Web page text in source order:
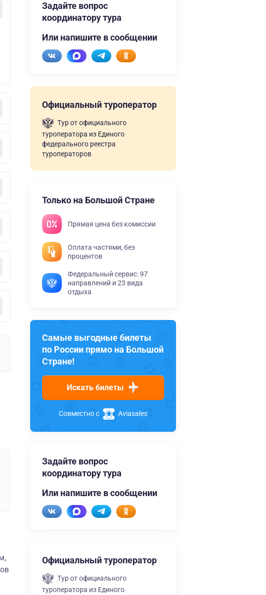
Задайте вопрос
координатору тура
Или напишите в сообщении
Официальный туроператор
Тур от официального
туроператора из Единого
федерального реестра
туроператоров
Только на Большой Стране
Прямая цена без комиссии
Оплата частями, без
процентов
Федеральный сервис: 97
направлений и 23 вида
отдыха
Самые выгодные билеты
по России прямо на Большой
Стране!
Искать билеты
Совместно с Aviasales
Задайте вопрос
координатору тура
Или напишите в сообщении
Официальный туроператор
Тур от официального
туроператора из Единого